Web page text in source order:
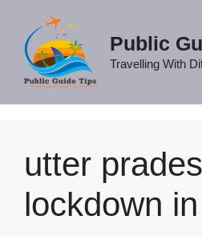
content
Public
Travelling With
utter
lockdown